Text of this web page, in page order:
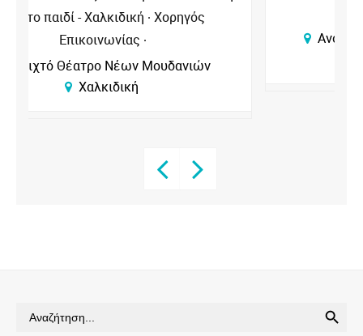
Επικοινωνίας
Ανοιχτό Θέατρο Νέων Μουδανιών
Χαλκιδική
Search
for: